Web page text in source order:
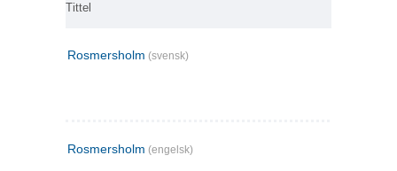
Tittel
Rosmersholm (svensk)
Rosmersholm (engelsk)